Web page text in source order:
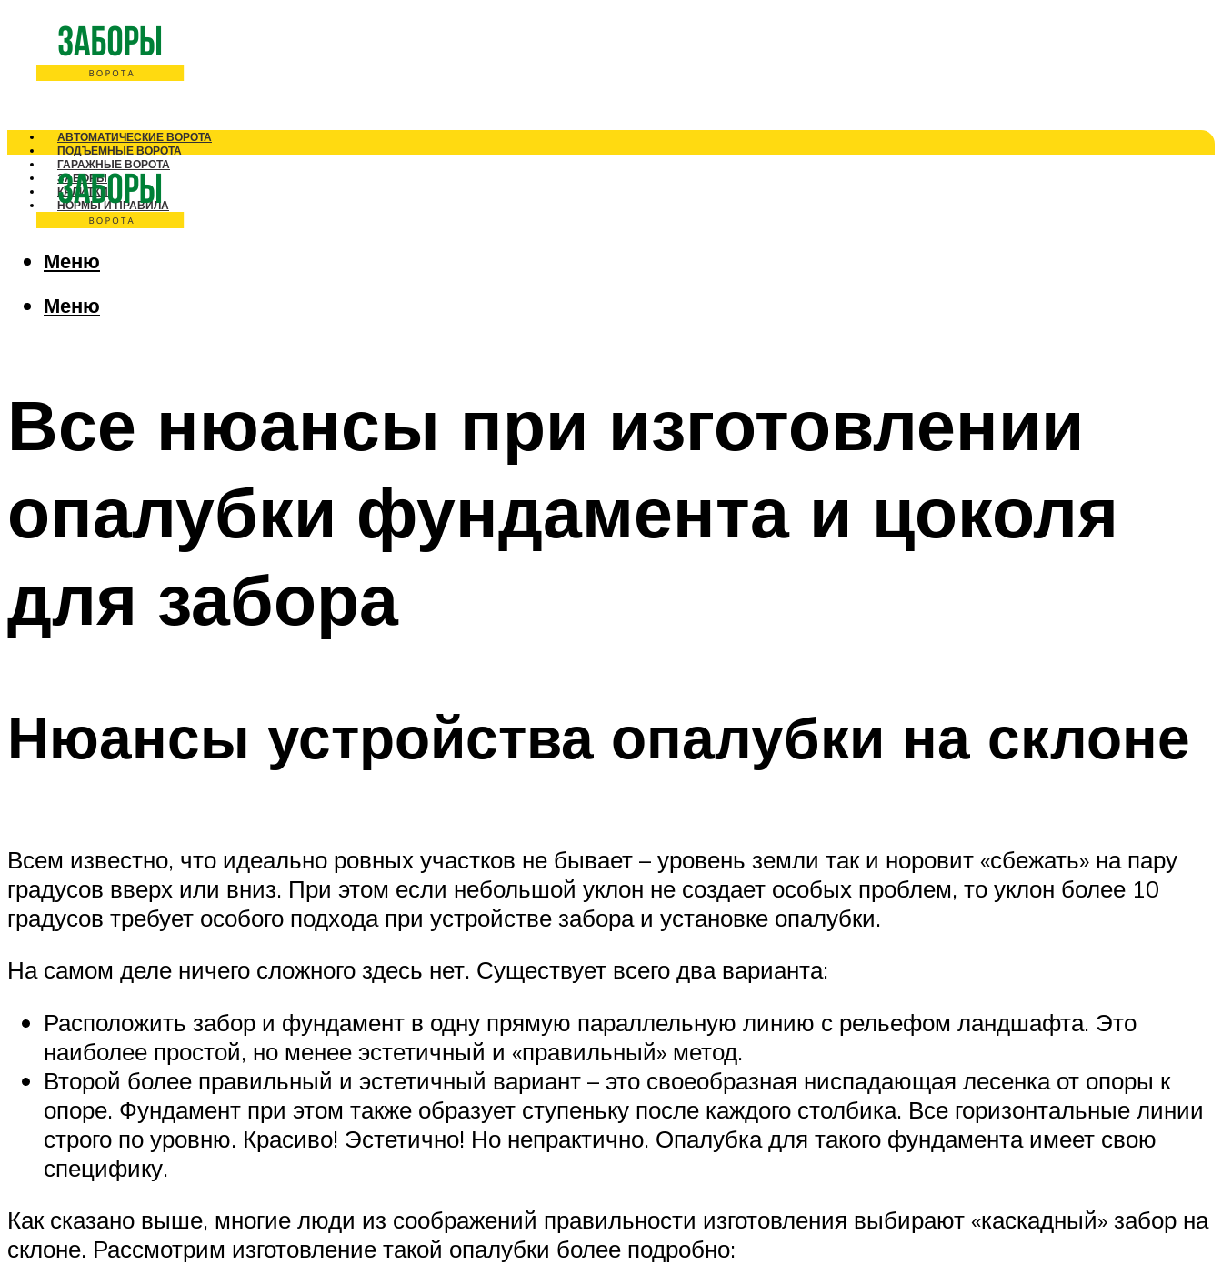
АВТОМАТИЧЕСКИЕ ВОРОТА
ПОДЪЕМНЫЕ ВОРОТА
ГАРАЖНЫЕ ВОРОТА
ЗАБОРЫ
КАЛИТКИ
НОРМЫ И ПРАВИЛА
Меню
Меню
Все нюансы при изготовлении
опалубки фундамента и цоколя
для забора
Нюансы устройства опалубки на склоне
Всем известно, что идеально ровных участков не бывает – уровень земли так и норовит «сбежать» на пару
градусов вверх или вниз. При этом если небольшой уклон не создает особых проблем, то уклон более 10
градусов требует особого подхода при устройстве забора и установке опалубки.
На самом деле ничего сложного здесь нет. Существует всего два варианта:
Расположить забор и фундамент в одну прямую параллельную линию с рельефом ландшафта. Это
наиболее простой, но менее эстетичный и «правильный» метод.
Второй более правильный и эстетичный вариант – это своеобразная ниспадающая лесенка от опоры к
опоре. Фундамент при этом также образует ступеньку после каждого столбика. Все горизонтальные линии
строго по уровню. Красиво! Эстетично! Но непрактично. Опалубка для такого фундамента имеет свою
специфику.
Как сказано выше, многие люди из соображений правильности изготовления выбирают «каскадный» забор на
склоне. Рассмотрим изготовление такой опалубки более подробно: